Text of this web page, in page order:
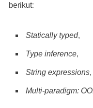
berikut:
Statically typed,
Type inference,
String expressions,
Multi-paradigm: